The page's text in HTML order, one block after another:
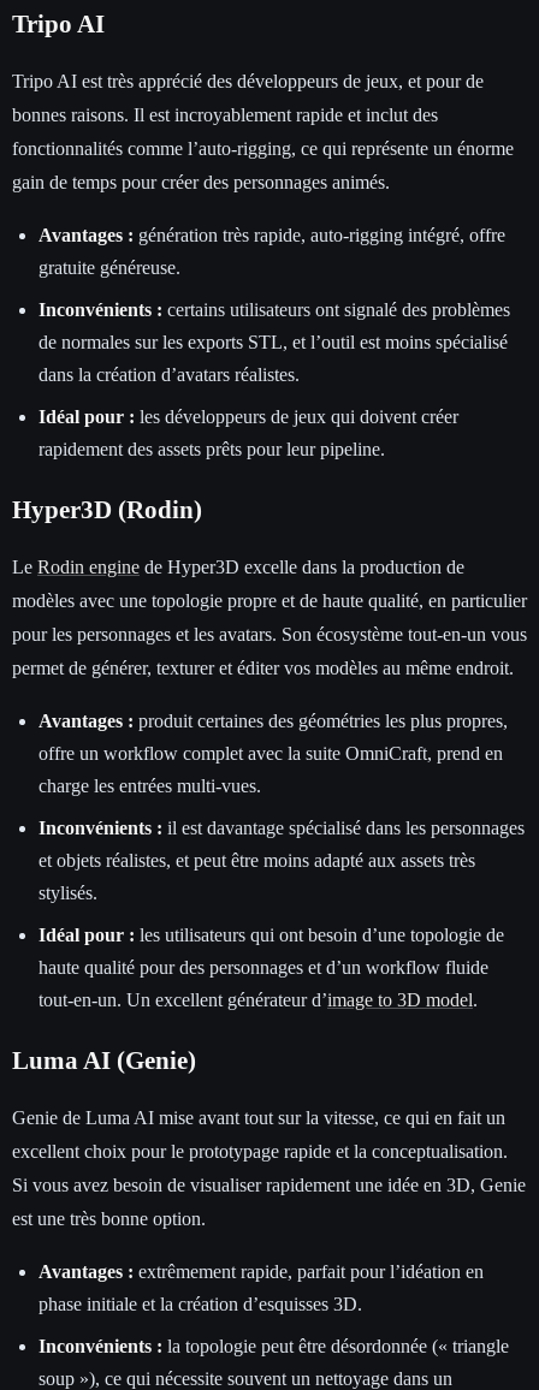
Tripo AI
Tripo AI est très apprécié des développeurs de jeux, et pour de
bonnes raisons. Il est incroyablement rapide et inclut des
fonctionnalités comme l’auto-rigging, ce qui représente un énorme
gain de temps pour créer des personnages animés.
Avantages : génération très rapide, auto-rigging intégré, offre
gratuite généreuse.
Inconvénients : certains utilisateurs ont signalé des problèmes
de normales sur les exports STL, et l’outil est moins spécialisé
dans la création d’avatars réalistes.
Idéal pour : les développeurs de jeux qui doivent créer
rapidement des assets prêts pour leur pipeline.
Hyper3D (Rodin)
Le Rodin engine de Hyper3D excelle dans la production de
modèles avec une topologie propre et de haute qualité, en particulier
pour les personnages et les avatars. Son écosystème tout-en-un vous
permet de générer, texturer et éditer vos modèles au même endroit.
Avantages : produit certaines des géométries les plus propres,
offre un workflow complet avec la suite OmniCraft, prend en
charge les entrées multi-vues.
Inconvénients : il est davantage spécialisé dans les personnages
et objets réalistes, et peut être moins adapté aux assets très
stylisés.
Idéal pour : les utilisateurs qui ont besoin d’une topologie de
haute qualité pour des personnages et d’un workflow fluide
tout-en-un. Un excellent générateur d’image to 3D model.
Luma AI (Genie)
Genie de Luma AI mise avant tout sur la vitesse, ce qui en fait un
excellent choix pour le prototypage rapide et la conceptualisation.
Si vous avez besoin de visualiser rapidement une idée en 3D, Genie
est une très bonne option.
Avantages : extrêmement rapide, parfait pour l’idéation en
phase initiale et la création d’esquisses 3D.
Inconvénients : la topologie peut être désordonnée (« triangle
soup »), ce qui nécessite souvent un nettoyage dans un